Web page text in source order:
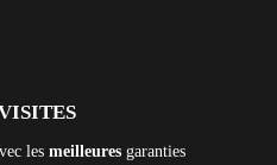
lesmeilleuresgaranties